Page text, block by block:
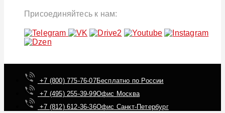
Присоединяйтесь к нам:
+7 (800) 775-76-07Бесплатно по России
+7 (495) 255-39-99Офис Москва
+7 (812) 612-36-36Офис Санкт-Петербург